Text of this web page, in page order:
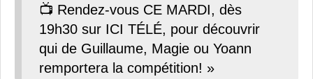
📺 Rendez-vous CE MARDI, dès
19h30 sur ICI TÉLÉ, pour découvrir
qui de Guillaume, Magie ou Yoann
remportera la compétition! »